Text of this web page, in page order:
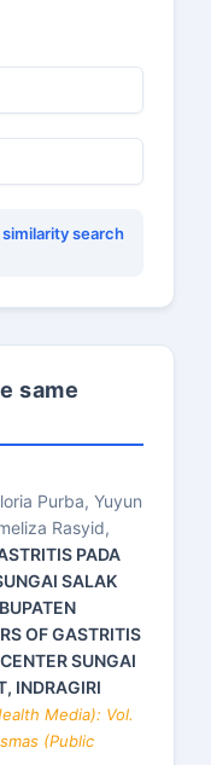
search
same
Purba, Yuyun
Rasyid,
PADA
SALAK
OF GASTRITIS
SUNGAI
INDRAGIRI
Media): Vol.
(Public